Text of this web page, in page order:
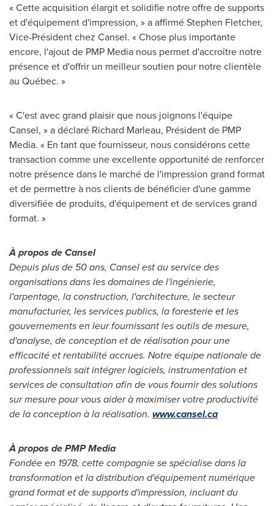
« Cette acquisition élargit et solidifie notre offre de supports
et d'équipement d'impression, » a affirméStephen Fletcher,
Vice-Président chez Cansel. « Chose plus importante
encore, l'ajout de PMP Media nous permet d'accroître notre
présence et d'offrir un meilleur soutien pour notre clientèle
au Québec. »
« C'est avec grand plaisir que nous joignons l'équipe
Cansel, » a déclaré Richard Marleau, Président de PMP
Media. « En tant que fournisseur, nous considérons cette
transaction comme une excellente opportunité de renforcer
notre présence dans le marché de l'impression grand format
et de permettre à nos clients de bénéficier d'une gamme
diversifiée de produits, d'équipement et de services grand
format. »
À propos de Cansel
Depuis plus de 50 ans, Cansel est au service des
organisations dans les domaines de l'ingénierie,
l'arpentage, la construction, l'architecture, le secteur
manufacturier, les services publics, la foresterie et les
gouvernements en leur fournissant les outils de mesure,
d'analyse, de conception et de réalisation pour une
efficacité et rentabilité accrues. Notre équipe nationale de
professionnels sait intégrer logiciels, instrumentation et
services de consultation afin de vous fournir des solutions
sur mesure pour vous aider à maximiser votre productivité
de la conception à la réalisation. www.cansel.ca
À propos de PMP Media
Fondée en 1978, cette compagnie se spécialise dans la
transformation et la distribution d'équipement numérique
grand format et de supports d'impression, incluant du